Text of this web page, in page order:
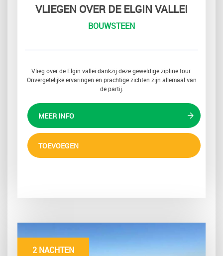
VLIEGEN OVER DE ELGIN VALLEI
BOUWSTEEN
Vlieg over de Elgin vallei dankzij deze geweldige zipline tour.
Onvergetelijke ervaringen en prachtige zichten zijn allemaal van
de partij.
MEER INFO
TOEVOEGEN
2 NACHTEN